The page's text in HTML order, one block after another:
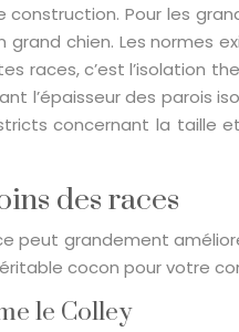
Pour les
chien. Les
races, c’est l’isolation
l’épaisseur des parois
concernant la taille
des races
peut grandement
cocon pour votre
le Colley